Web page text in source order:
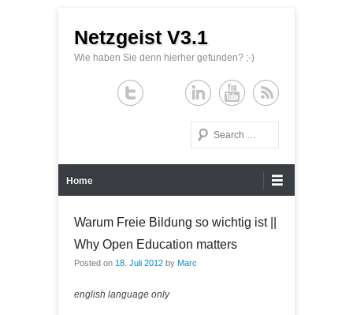
Netzgeist V3.1
Wie haben Sie denn hierher gefunden? ;-)
Search
Home
Warum Freie Bildung so wichtig ist ||
Why Open Education matters
Posted on 18. Juli 2012 by Marc
english language only